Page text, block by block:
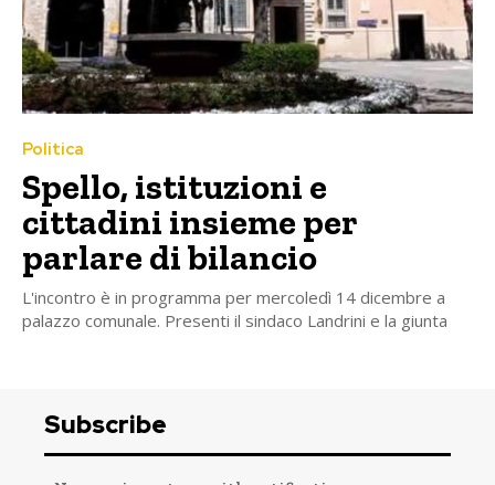
Politica
Spello, istituzioni e
cittadini insieme per
parlare di bilancio
L'incontro è in programma per mercoledì 14 dicembre a
palazzo comunale. Presenti il sindaco Landrini e la giunta
Subscribe